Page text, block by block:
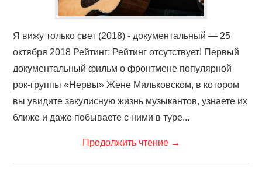
Я вижу только свет (2018) - документальный — 25
октября 2018 Рейтинг: Рейтинг отсутствует! Первый
документальный фильм о фронтмене популярной
рок-группы «Нервы» Жене Мильковском, в котором
вы увидите закулисную жизнь музыкантов, узнаете их
ближе и даже побываете с ними в туре...
Продолжить чтение →